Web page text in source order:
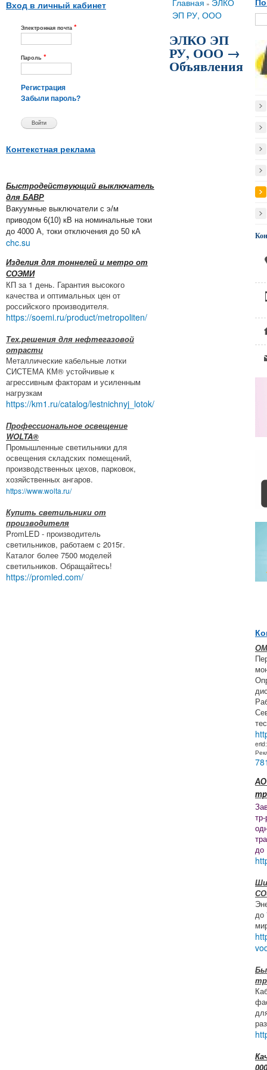
Вход в личный кабинет
Электронная почта *
Пароль *
Регистрация
Забыли пароль?
Контекстная реклама
Быстродействующий выключатель
для БАВР
Вакуумные выключатели с э/м
приводом 6(10) кВ на номинальные токи
до 4000 А, токи отключения до 50 кА
chc.su
Изделия для тоннелей и метро от
СОЭМИ
КП за 1 день. Гарантия высокого
качества и оптимальных цен от
российского производителя.
https://soemi.ru/product/metropoliten/
Тех.решения для нефтегазовой
отрасти
Металлические кабельные лотки
СИСТЕМА КМ® устойчивые к
агрессивным факторам и усиленным
нагрузкам
https://km1.ru/catalog/lestnichnyj_lotok/
Профессиональное освещение
WOLTA®
Промышленные светильники для
освещения складских помещений,
производственных цехов, парковок,
хозяйственных ангаров.
https://www.wolta.ru/
Купить светильники от
производителя
PromLED - производитель
светильников, работаем с 2015г.
Каталог более 7500 моделей
светильников. Обращайтесь!
https://promled.com/
Вы здесь
Главная » ЭЛКО
ЭП РУ, ООО
ЭЛКО ЭП
РУ, ООО →
Объявления
АО
до
до